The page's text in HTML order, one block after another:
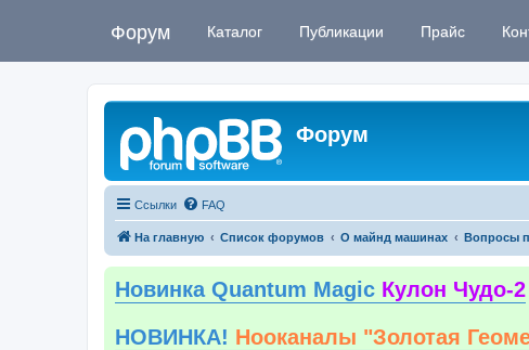
Форум Каталог Публикации Прайс
Форум
Ссылки FAQ
На главную Список форумов О майнд машинах Вопросы
Новинка Quantum Magic Кулон Чудо-2
НОВИНКА! Нооканалы "Золотая